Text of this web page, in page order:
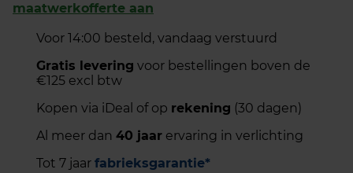
maatwerkofferte aan
Voor 14:00 besteld, vandaag verstuurd
Gratis levering voor bestellingen boven de
€125 excl btw
Kopen via iDeal of op rekening (30 dagen)
Al meer dan 40 jaar ervaring in verlichting
Tot 7 jaar fabrieksgarantie*